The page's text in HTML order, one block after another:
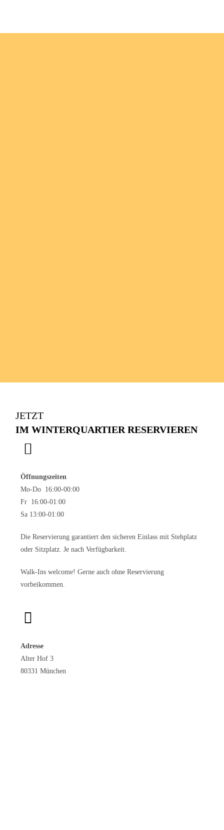
JETZT
IM WINTERQUARTIER RESERVIEREN
Öffnungszeiten
Mo-Do 16:00-00:00
Fr 16:00-01:00
Sa 13:00-01:00
Die Reservierung garantiert den sicheren Einlass mit Stehplatz
oder Sitzplatz. Je nach Verfügbarkeit.
Walk-Ins welcome! Gerne auch ohne Reservierung
vorbeikommen.
Adresse
Alter Hof 3
80331 München